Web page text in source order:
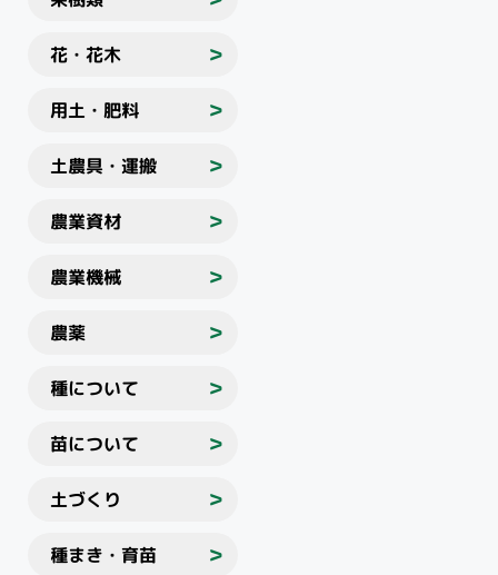
花・花木 ＞
用土・肥料 ＞
土農具・運搬 ＞
農業資材 ＞
農業機械 ＞
農薬 ＞
種について ＞
苗について ＞
土づくり ＞
種まき・育苗 ＞